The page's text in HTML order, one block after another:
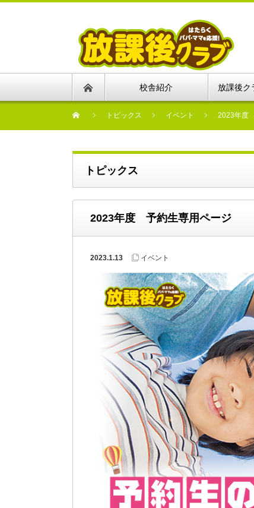
校舎紹介 放課後ク
トピックス イベント 2023年度
トピックス
2023年度 予約生専用ページ
2023.1.13 イベント